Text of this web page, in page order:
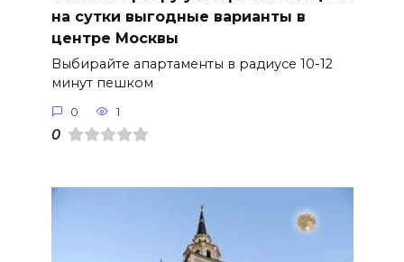
на сутки выгодные варианты в
центре Москвы
Выбирайте апартаменты в радиусе 10-12
минут пешком
0 1
0